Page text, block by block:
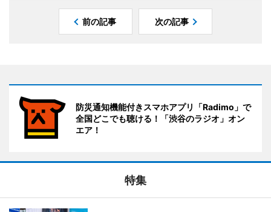
前の記事 次の記事
防災通知機能付きスマホアプリ「Radimo」で
全国どこでも聴ける！「渋谷のラジオ」オン
エア！
特集